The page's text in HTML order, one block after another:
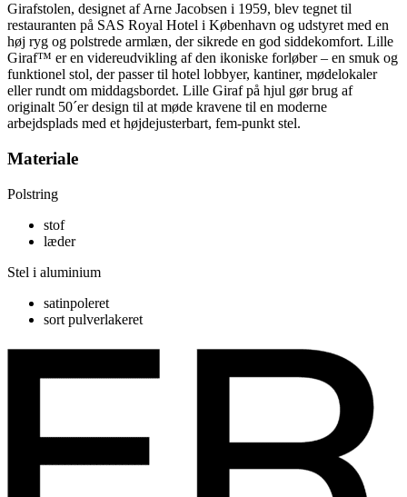
Girafstolen, designet af Arne Jacobsen i 1959, blev tegnet til
restauranten på SAS Royal Hotel i København og udstyret med en
høj ryg og polstrede armlæn, der sikrede en god siddekomfort. Lille
Giraf™ er en videreudvikling af den ikoniske forløber – en smuk og
funktionel stol, der passer til hotel lobbyer, kantiner, mødelokaler
eller rundt om middagsbordet. Lille Giraf på hjul gør brug af
originalt 50´er design til at møde kravene til en moderne
arbejdsplads med et højdejusterbart, fem-punkt stel.
Materiale
Polstring
stof
læder
Stel i aluminium
satinpoleret
sort pulverlakeret